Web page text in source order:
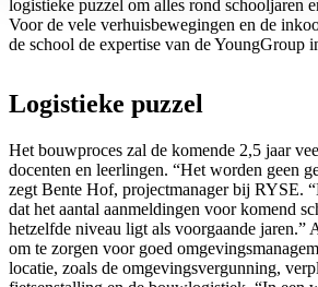
logistieke puzzel om alles rond schooljaren
Voor de vele verhuisbewegingen en de
de school de expertise van de YoungGroup
Logistieke puzzel
Het bouwproces zal de komende 2,5 jaar
docenten en leerlingen. “Het worden geen
zegt Bente Hof, projectmanager bij RYSE.
dat het aantal aanmeldingen voor komend
hetzelfde niveau ligt als voorgaande jaren.”
om te zorgen voor goed
locatie, zoals de omgevingsvergunning,